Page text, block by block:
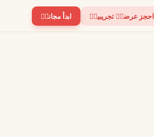
احجز عرضاؑ تجريبياؑ ابدأ مجاناؑ